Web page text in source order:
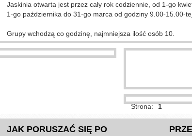
Jaskinia otwarta jest przez cały rok codziennie, od 1-go
1-go października do 31-go marca od godziny 9.00-15.00-
Grupy wchodzą co godzinę, najmniejsza ilość osób 10.
Strona: 1
JAK PORUSZAĆ SIĘ PO